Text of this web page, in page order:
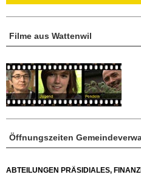
Öffnungszeiten
ABTEILUNGEN PRÄSIDIALES,
Filme aus Wattenwil